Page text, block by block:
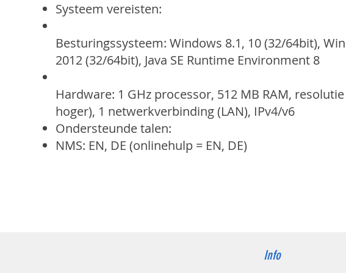
Systeem vereisten:
Besturingssysteem: Windows 8.1, 10 (32/64bit),
2012 (32/64bit), Java SE Runtime Environment 8
Hardware: 1 GHz processor, 512 MB RAM,
hoger), 1 netwerkverbinding (LAN), IPv4/v6
Ondersteunde talen:
NMS: EN, DE (onlinehulp = EN, DE)
Info